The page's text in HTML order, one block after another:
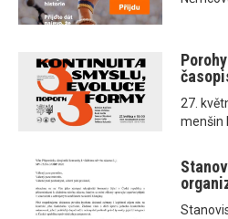
27.
menšin